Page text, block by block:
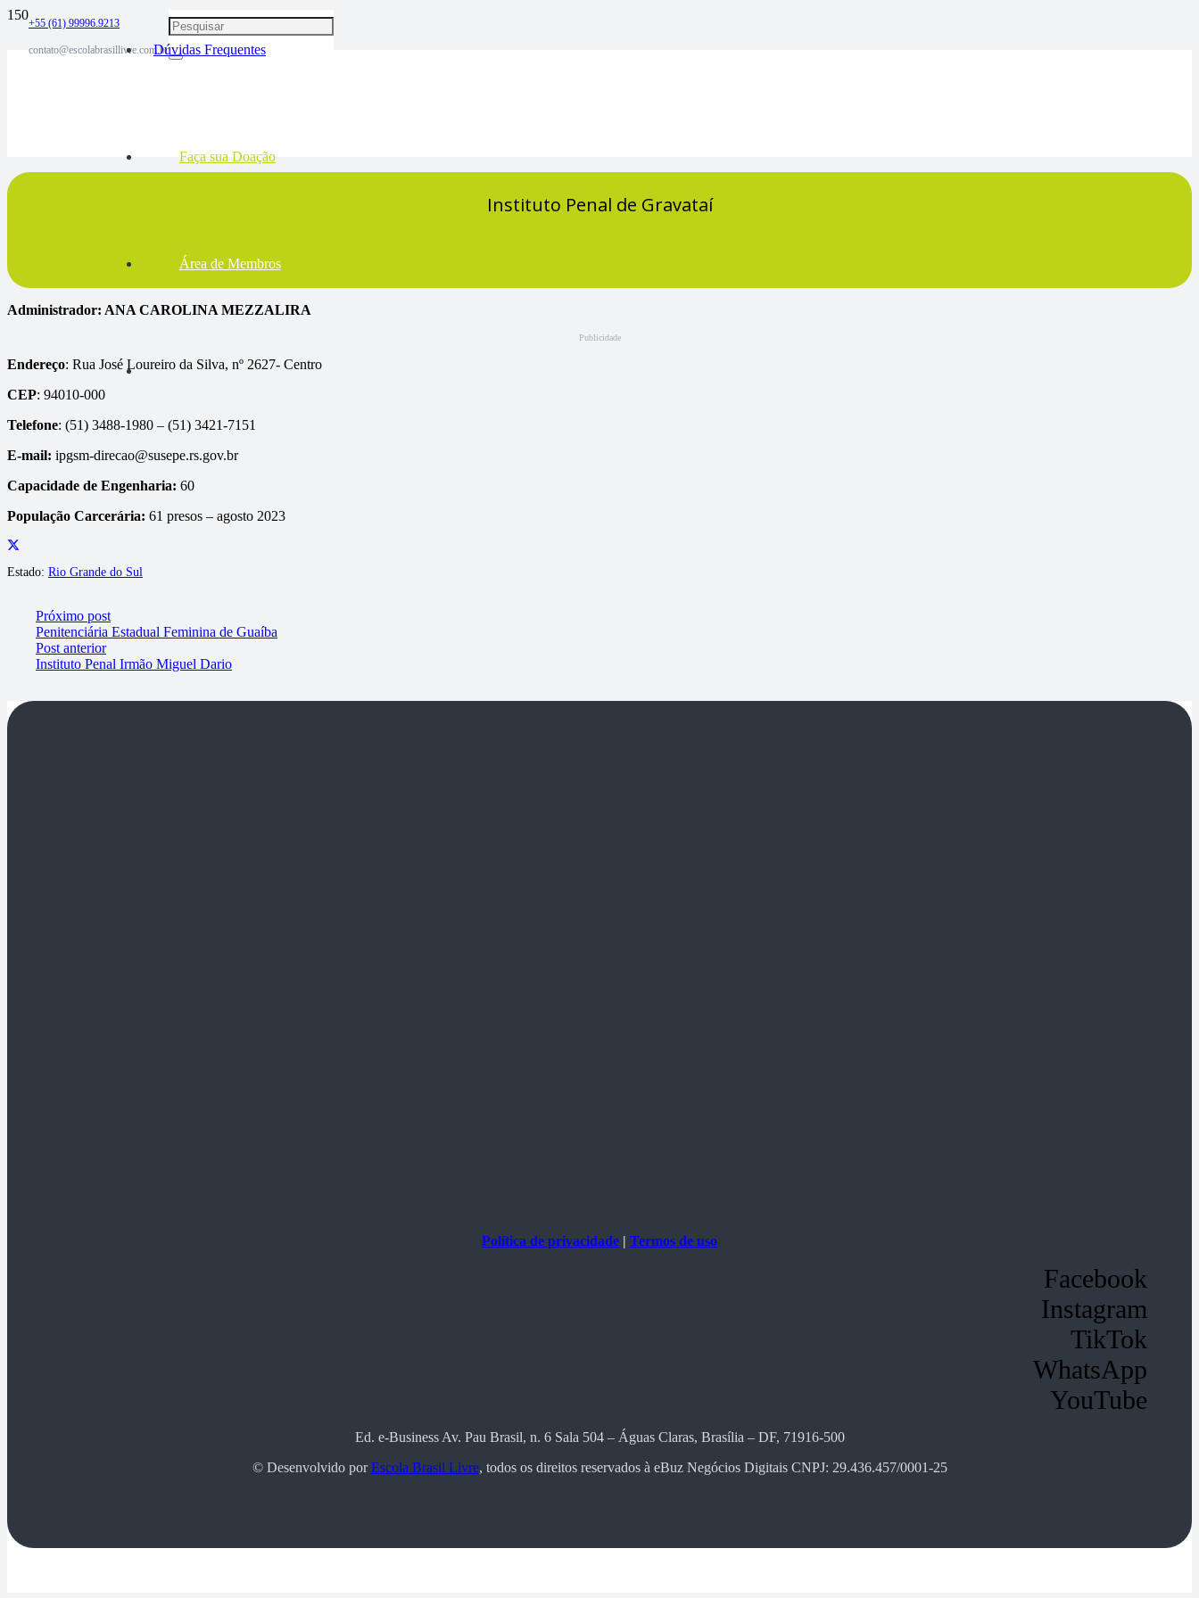
+55 (61) 99996.9213
contato@escolabrasillivre.com.brDúvidas Frequentes
Faça sua Doação
Área de Membros
Instituto Penal de Gravataí
Administrador: ANA CAROLINA MEZZALIRA
Publicidade
Endereço: Rua José Loureiro da Silva, nº 2627- Centro
CEP: 94010-000
Telefone: (51) 3488-1980 – (51) 3421-7151
E-mail: ipgsm-direcao@susepe.rs.gov.br
Capacidade de Engenharia: 60
População Carcerária: 61 presos – agosto 2023
Estado: Rio Grande do Sul
Próximo post
Penitenciária Estadual Feminina de Guaíba
Post anterior
Instituto Penal Irmão Miguel Dario
Política de privacidade | Termos de uso
Facebook
Instagram
TikTok
WhatsApp
YouTube
Ed. e-Business Av. Pau Brasil, n. 6 Sala 504 – Águas Claras, Brasília – DF, 71916-500
© Desenvolvido porEscola Brasil Livre, todos os direitos reservados à eBuz Negócios Digitais CNPJ: 29.436.457/0001-25